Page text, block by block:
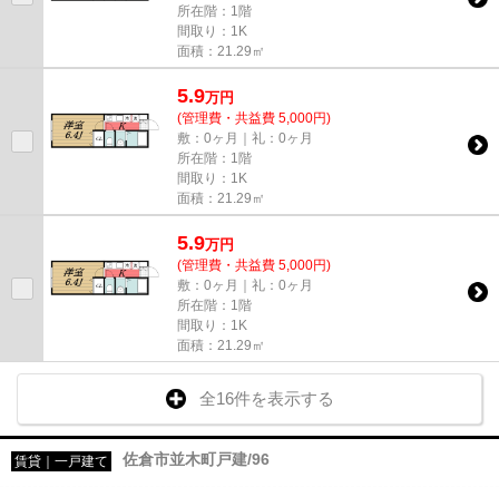
所在階：1階
間取り：1K
面積：21.29㎡
5.9万円
(管理費・共益費 5,000円)
敷：0ヶ月｜礼：0ヶ月
所在階：1階
間取り：1K
面積：21.29㎡
5.9万円
(管理費・共益費 5,000円)
敷：0ヶ月｜礼：0ヶ月
所在階：1階
間取り：1K
面積：21.29㎡
全16件を表示する
賃貸｜一戸建て 佐倉市並木町戸建/96